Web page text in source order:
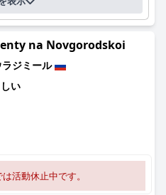
na Novgorodskoi
ラジミール
い
活動休止中です。